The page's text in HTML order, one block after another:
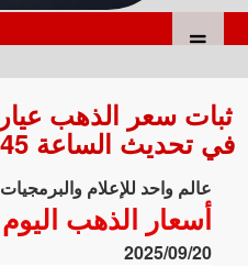
في تحديث الساعة 12:47:45 عند 5669جنيه
عالم واحد للإعلام والبرمجيات
أسعار الذهب اليوم
2025/09/20